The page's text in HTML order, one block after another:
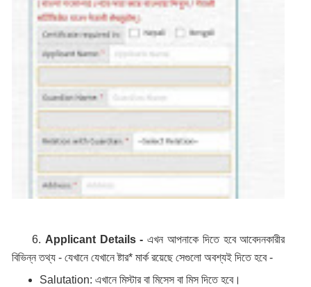
6. Applicant Details -এখন আপনাকে দিতে হবে আবেদনকারীর
বিভিন্ন তথ্য - যেখানে যেখানে ষ্টার* মার্ক রয়েছে সেগুলো অবশ্যই দিতে হবে -
Salutation: এখানে মিস্টার বা মিসেস বা মিস দিতে হবে।